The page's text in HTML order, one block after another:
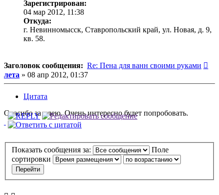
Зарегистрирован:
04 мар 2012, 11:38
Откуда:
г. Невинномысск, Ставропольский край, ул. Новая, д. 9,
кв. 58.
Заголовок сообщения: Re: Пена для ванн своими руками
лета » 08 апр 2012, 01:37
Цитата
Спасибо за идею. Очень интересно будет попробовать.
Показать сообщения за:
Поле
сортировки